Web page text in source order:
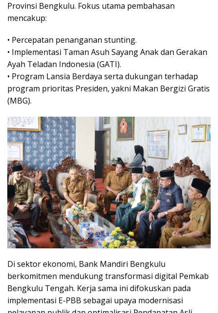
Provinsi Bengkulu. Fokus utama pembahasan
mencakup:
• Percepatan penanganan stunting.
• Implementasi Taman Asuh Sayang Anak dan Gerakan
Ayah Teladan Indonesia (GATI).
• Program Lansia Berdaya serta dukungan terhadap
program prioritas Presiden, yakni Makan Bergizi Gratis
(MBG).
Di sektor ekonomi, Bank Mandiri Bengkulu
berkomitmen mendukung transformasi digital Pemkab
Bengkulu Tengah. Kerja sama ini difokuskan pada
implementasi E-PBB sebagai upaya modernisasi